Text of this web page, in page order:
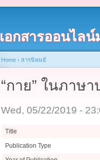
อกสารออนไล
Home › สารนิพนธ์
“กาย” ในภาษ
Wed, 05/22/2019 -
Title
Publication Type